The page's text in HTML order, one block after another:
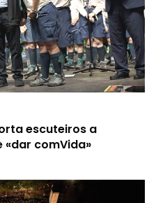
escuteiros a
comVida»